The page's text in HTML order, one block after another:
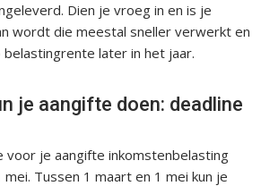
Dien je vroeg in en is je
wordt die meestal sneller verwerkt en
belastingrente later in het jaar.
je aangifte doen: deadline
voor je aangifte inkomstenbelasting
Tussen 1 maart en 1 mei kun je